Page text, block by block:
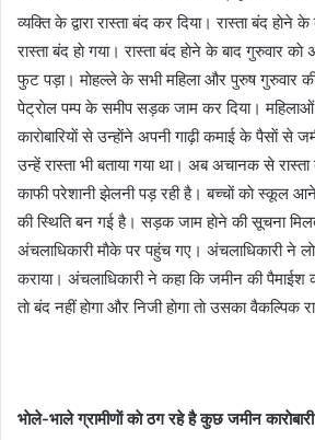
व्यक्ति के द्वारा रास्ता बंद कर दिया। रास्ता बंद हाेने
रास्ता बंद हाे गया। रास्ता बंद हाेने के बाद गुरुवार
फुट पड़ा। माेहल्ले के सभी महिला और पुरुष गुरुवार की
पेट्राेल पम्प के समीप सड़क जाम कर दिया।
काराेबारियाें से उन्हाेंने अपनी गाढ़ी कमाई के पैसाें से
उन्हें रास्ता भी बताया गया था। अब अचानक से रास्ता
काफी परेशानी झेलनी पड़ रही है। बच्चाें काे
की स्थिति बन गई है। सड़क जाम हाेने की सूचना
अंचलाधिकारी माैके पर पहुंच गए। अंचलाधिकारी ने
कराया। अंचलाधिकारी ने कहा कि जमीन की पैमाईश
ताे बंद नहीं हाेगा और निजी हाेगा ताे उसका वैकल्पिक
भाेले-भाले ग्रामीणाें काे ठग रहे है कुछ जमीन काराेबारी